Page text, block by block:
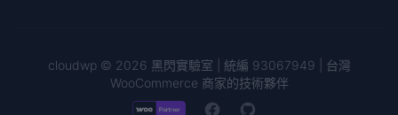
cloudwp © 2026 黑閃實驗室 | 統編 93067949 | 台灣
WooCommerce 商家的技術夥伴